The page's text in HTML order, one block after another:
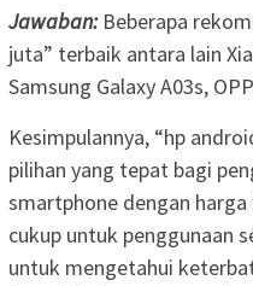
Jawaban:Beberapa
juta” terbaik antara lain
Samsung Galaxy A03s,
Kesimpulannya, “hp
pilihan yang tepat bagi
smartphone dengan
cukup untuk penggunaan
untuk mengetahui